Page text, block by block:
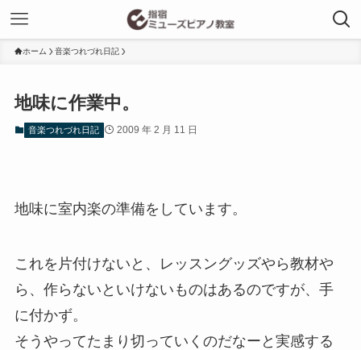
ホーム 音楽つれづれ日記
地味に作業中。
音楽つれづれ日記 2009 年 2 月 11 日
地味に室内楽の準備をしています。
これを片付けないと、レッスングッズやら教材や
ら、作らないといけないものはあるのですが、手
に付かず。
そうやってたまり切っていくのだなーと実感する